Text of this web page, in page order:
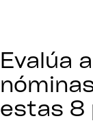
Evalúa
estas 8